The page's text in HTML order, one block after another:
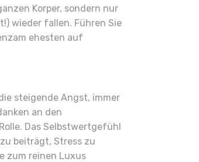
Korper, sondern nur
wieder fallen. Führen Sie
ehesten auf
steigende Angst, immer
an den
Das Selbstwertgefühl
beiträgt, Stress zu
zum reinen Luxus